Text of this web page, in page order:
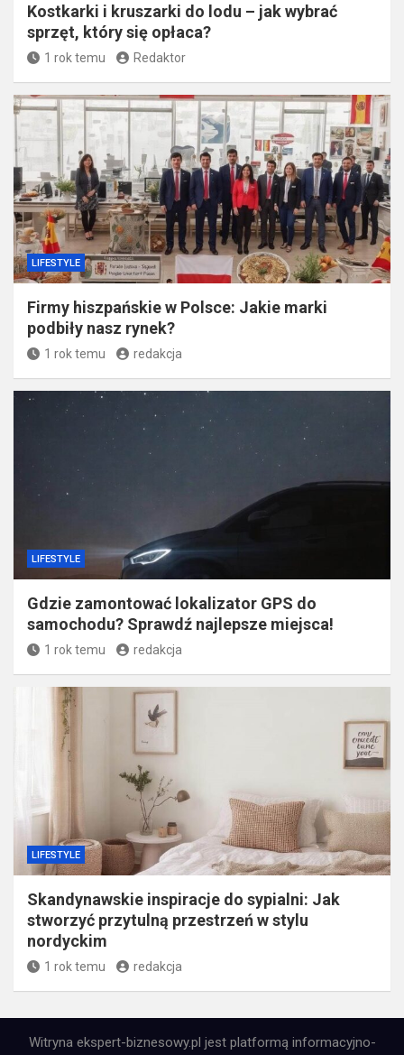
​Kostkarki i kruszarki do lodu – jak wybrać
sprzęt, który się opłaca?
1 rok temu Redaktor
LIFESTYLE
Firmy hiszpańskie w Polsce: Jakie marki
podbiły nasz rynek?
1 rok temu redakcja
LIFESTYLE
Gdzie zamontować lokalizator GPS do
samochodu? Sprawdź najlepsze miejsca!
1 rok temu redakcja
LIFESTYLE
Skandynawskie inspiracje do sypialni: Jak
stworzyć przytulną przestrzeń w stylu
nordyckim
1 rok temu redakcja
Witryna ekspert-biznesowy.pl jest platformą informacyjno-